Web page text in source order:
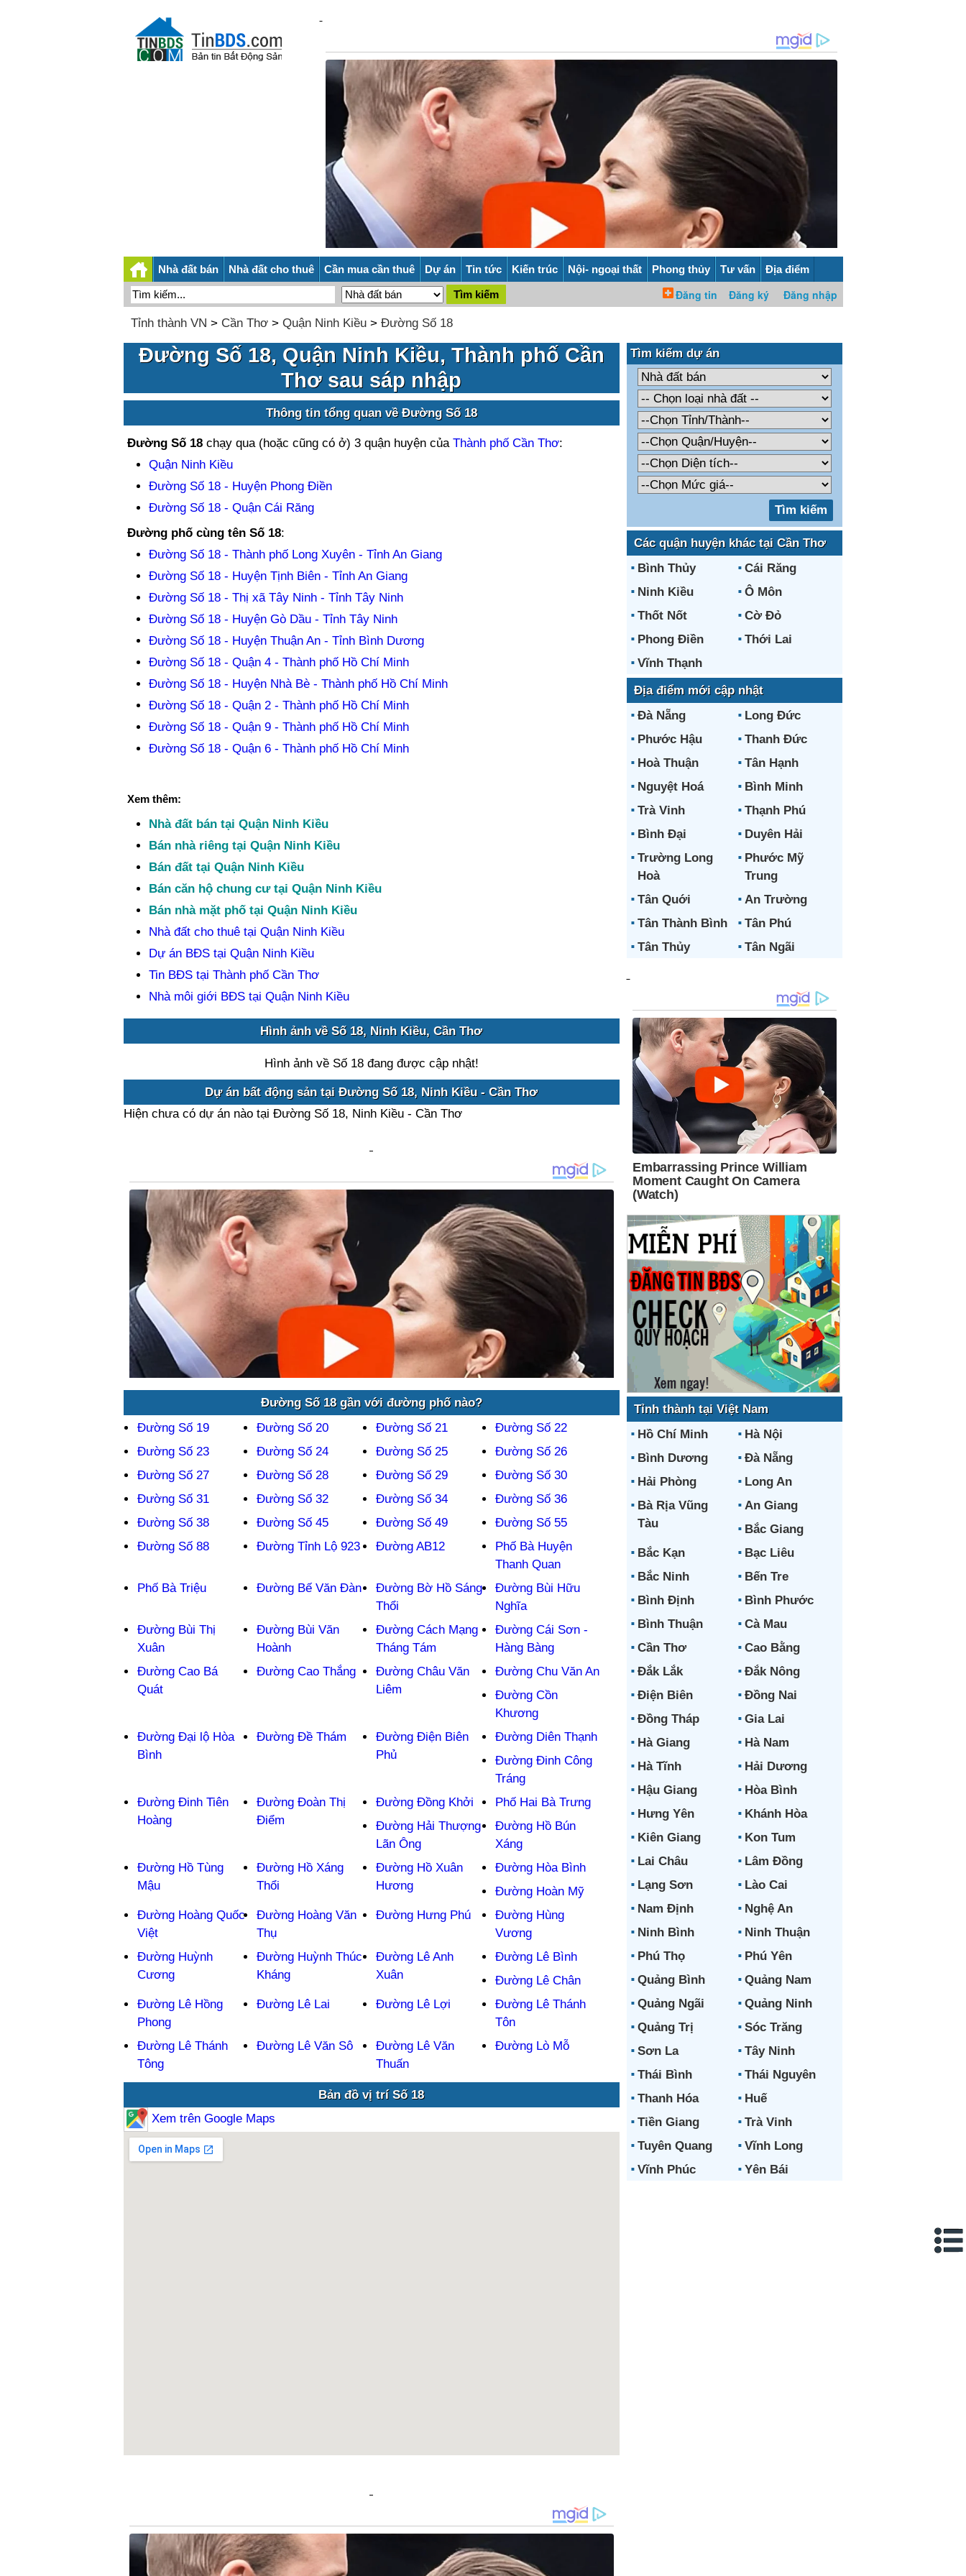
Nhà đất bán Nhà đất cho thuê Cần mua cần thuê Dự án Tin tức Kiến trúc Nội- ngoại thất Phong thủy Tư vấn Địa điểm
Tỉnh thành VN > Cần Thơ> Quận Ninh Kiều> Đường Số 18
Đường Số 18, Quận Ninh Kiều, Thành phố Cần
Thơ sau sáp nhập
Thông tin tổng quan về Đường Số 18
Đường Số 18chạy qua (hoặc cũng có ở) 3 quận huyện của Thành phố Cần Thơ:
Quận Ninh Kiều
Đường Số 18 - Huyện Phong Điền
Đường Số 18 - Quận Cái Răng
Đường phố cùng tên Số 18:
Đường Số 18 - Thành phố Long Xuyên - Tỉnh An Giang
Đường Số 18 - Huyện Tịnh Biên - Tỉnh An Giang
Đường Số 18 - Thị xã Tây Ninh - Tỉnh Tây Ninh
Đường Số 18 - Huyện Gò Dầu - Tỉnh Tây Ninh
Đường Số 18 - Huyện Thuận An - Tỉnh Bình Dương
Đường Số 18 - Quận 4 - Thành phố Hồ Chí Minh
Đường Số 18 - Huyện Nhà Bè - Thành phố Hồ Chí Minh
Đường Số 18 - Quận 2 - Thành phố Hồ Chí Minh
Đường Số 18 - Quận 9 - Thành phố Hồ Chí Minh
Đường Số 18 - Quận 6 - Thành phố Hồ Chí Minh
Xem thêm:
Nhà đất bán tại Quận Ninh Kiều
Bán nhà riêng tại Quận Ninh Kiều
Bán đất tại Quận Ninh Kiều
Bán căn hộ chung cư tại Quận Ninh Kiều
Bán nhà mặt phố tại Quận Ninh Kiều
Nhà đất cho thuê tại Quận Ninh Kiều
Dự án BĐS tại Quận Ninh Kiều
Tin BĐS tại Thành phố Cần Thơ
Nhà môi giới BĐS tại Quận Ninh Kiều
Hình ảnh về Số 18, Ninh Kiều, Cần Thơ
Hình ảnh về Số 18 đang được cập nhật!
Dự án bất động sản tại Đường Số 18, Ninh Kiều - Cần Thơ
Hiện chưa có dự án nào tại Đường Số 18, Ninh Kiều - Cần Thơ
Đường Số 18 gần với đường phố nào?
Đường Số 19
Đường Số 20 Đường Số 21
Đường Số 22
Đường Số 23
Đường Số 24 Đường Số 25
Đường Số 26
Đường Số 27
Đường Số 28 Đường Số 29
Đường Số 30
Đường Số 31
Đường Số 32 Đường Số 34
Đường Số 36
Đường Số 38
Đường Số 45 Đường Số 49
Đường Số 55
Đường Số 88
Đường Tỉnh Lộ 923 Đường AB12
Phố Bà Huyện
Thanh Quan
Phố Bà Triệu
Đường Bế Văn Đàn
Đường Bờ Hồ Sáng
Thổi
Đường Bùi Hữu
Nghĩa
Đường Bùi Thị
Xuân
Đường Bùi Văn
Hoành
Đường Cách Mạng
Tháng Tám
Đường Cái Sơn -
Hàng Bàng
Đường Cao Bá
Quát
Đường Cao Thắng
Đường Châu Văn
Liêm
Đường Chu Văn An
Đường Cồn
Khương
Đường Đại lộ Hòa
Bình
Đường Đề Thám
Đường Điện Biên
Phủ
Đường Diên Thạnh
Đường Đinh Công
Tráng
Đường Đinh Tiên
Hoàng
Đường Đoàn Thị
Điểm
Đường Đồng Khởi
Phố Hai Bà Trưng
Đường Hải Thượng
Lãn Ông
Đường Hồ Bún
Xáng
Đường Hồ Tùng
Mậu
Đường Hồ Xáng
Thổi
Đường Hồ Xuân
Hương
Đường Hòa Bình
Đường Hoàn Mỹ
Đường Hoàng Quốc
Việt
Đường Hoàng Văn
Thụ
Đường Hưng Phú
Đường Hùng
Vương
Đường Huỳnh
Cương
Đường Huỳnh Thúc
Kháng
Đường Lê Anh
Xuân
Đường Lê Bình
Đường Lê Chân
Đường Lê Hồng
Phong
Đường Lê Lai Đường Lê Lợi
Đường Lê Thánh
Tôn
Đường Lê Thánh
Tông
Đường Lê Văn Sô
Đường Lê Văn
Thuấn
Đường Lò Mỗ
Bản đồ vị trí Số 18
Xem trên Google Maps
Tìm kiếm dự án
Các quận huyện khác tại Cần Thơ
Bình Thủy
Cái Răng
Ninh Kiều
Ô Môn
Thốt Nốt
Cờ Đỏ
Phong Điền
Thới Lai
Vĩnh Thạnh
Địa điểm mới cập nhật
Đà Nẵng
Long Đức
Phước Hậu
Thanh Đức
Hoà Thuận
Tân Hạnh
Nguyệt Hoá
Bình Minh
Trà Vinh
Thạnh Phú
Bình Đại
Duyên Hải
Trường Long
Hoà
Phước Mỹ
Trung
Tân Quới
An Trường
Tân Thành Bình
Tân Phú
Tân Thủy
Tân Ngãi
Tỉnh thành tại Việt Nam
Hồ Chí Minh
Hà Nội
Bình Dương
Đà Nẵng
Hải Phòng
Long An
Bà Rịa Vũng
Tàu
An Giang
Bắc Giang
Bắc Kạn
Bạc Liêu
Bắc Ninh
Bến Tre
Bình Định
Bình Phước
Bình Thuận
Cà Mau
Cần Thơ
Cao Bằng
Đắk Lắk
Đắk Nông
Điện Biên
Đồng Nai
Đồng Tháp
Gia Lai
Hà Giang
Hà Nam
Hà Tĩnh
Hải Dương
Hậu Giang
Hòa Bình
Hưng Yên
Khánh Hòa
Kiên Giang
Kon Tum
Lai Châu
Lâm Đồng
Lạng Sơn
Lào Cai
Nam Định
Nghệ An
Ninh Bình
Ninh Thuận
Phú Thọ
Phú Yên
Quảng Bình
Quảng Nam
Quảng Ngãi
Quảng Ninh
Quảng Trị
Sóc Trăng
Sơn La
Tây Ninh
Thái Bình
Thái Nguyên
Thanh Hóa
Huế
Tiền Giang
Trà Vinh
Tuyên Quang
Vĩnh Long
Vĩnh Phúc
Yên Bái